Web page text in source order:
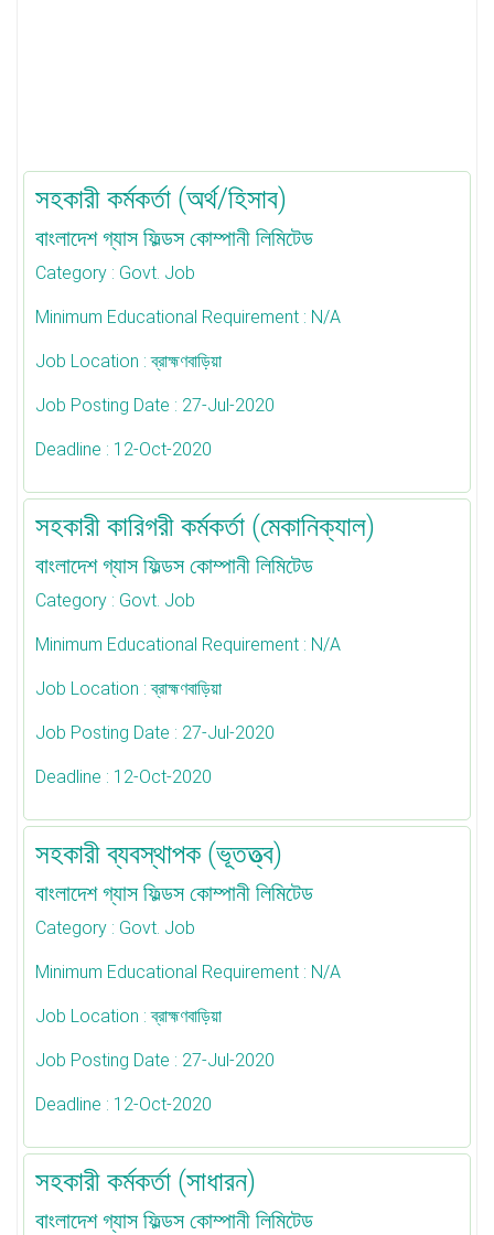
সহকারী কর্মকর্তা (অর্থ/হিসাব)
বাংলাদেশ গ্যাস ফিল্ডস কোম্পানী লিমিটেড
Category : Govt. Job
Minimum Educational Requirement : N/A
Job Location : ব্রাহ্মণবাড়িয়া
Job Posting Date : 27-Jul-2020
Deadline : 12-Oct-2020
সহকারী কারিগরী কর্মকর্তা (মেকানিক্যাল)
বাংলাদেশ গ্যাস ফিল্ডস কোম্পানী লিমিটেড
Category : Govt. Job
Minimum Educational Requirement : N/A
Job Location : ব্রাহ্মণবাড়িয়া
Job Posting Date : 27-Jul-2020
Deadline : 12-Oct-2020
সহকারী ব্যবস্থাপক (ভূতত্ত্ব)
বাংলাদেশ গ্যাস ফিল্ডস কোম্পানী লিমিটেড
Category : Govt. Job
Minimum Educational Requirement : N/A
Job Location : ব্রাহ্মণবাড়িয়া
Job Posting Date : 27-Jul-2020
Deadline : 12-Oct-2020
সহকারী কর্মকর্তা (সাধারন)
বাংলাদেশ গ্যাস ফিল্ডস কোম্পানী লিমিটেড